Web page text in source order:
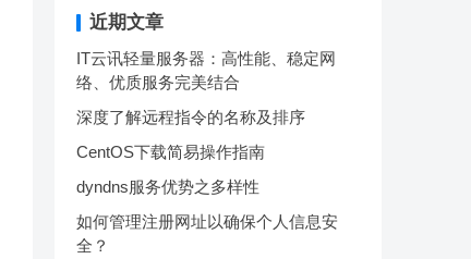
近期文章
IT云讯轻量服务器：高性能、稳定网
络、优质服务完美结合
深度了解远程指令的名称及排序
CentOS下载简易操作指南
dyndns服务优势之多样性
如何管理注册网址以确保个人信息安
全？